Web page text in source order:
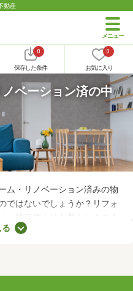
動産
0
保存した条件
0
お気に入り
ベーション済の中
ム・リノベーション済みの物
ではないでしょうか？リフォ
、施工前よりも暮らしやすく
すさを感じられる最良の物件
で、ぜひチェックしてみて